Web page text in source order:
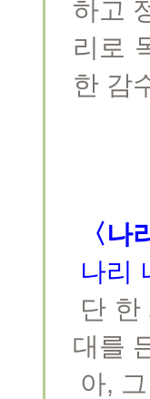
하고
리로
한 감
〈나
나리
단 한
대를
아,